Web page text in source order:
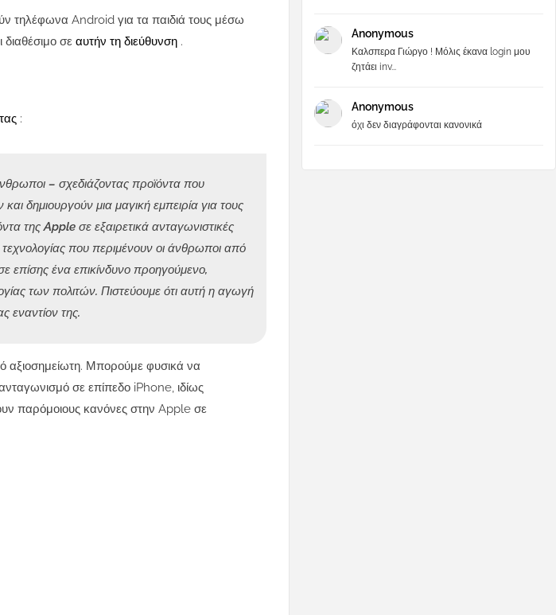
τηλέφωνα Android για τα παιδιά τους μέσω
σε αυτήν τη διεύθυνση .
:
– σχεδιάζοντας προϊόντα που
δημιουργούν μια μαγική εμπειρία για τους
της Apple σε εξαιρετικά ανταγωνιστικές
που περιμένουν οι άνθρωποι από
επίσης ένα επικίνδυνο προηγούμενο,
των πολιτών. Πιστεύουμε ότι αυτή η αγωγή
εναντίον της.
αξιοσημείωτη. Μπορούμε φυσικά να
σε επίπεδο iPhone, ιδίως
παρόμοιους κανόνες στην Apple σε
Anonymous
Καλσπερα Γιώργο ! Μόλις έκανα login μου
ζητάει inv...
Anonymous
όχι δεν διαγράφονται κανονικά